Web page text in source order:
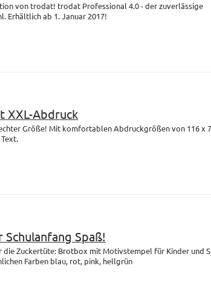
von trodat! trodat Professional 4.0 - der zuverlässige
Erhältlich ab 1. Januar 2017!
XXL-Abdruck
echter Größe! Mit komfortablen Abdruckgrößen von 116 x
Spaß!
die Zuckertüte: Brotbox mit Motivstempel für Kinder und
Farben blau, rot, pink, hellgrün